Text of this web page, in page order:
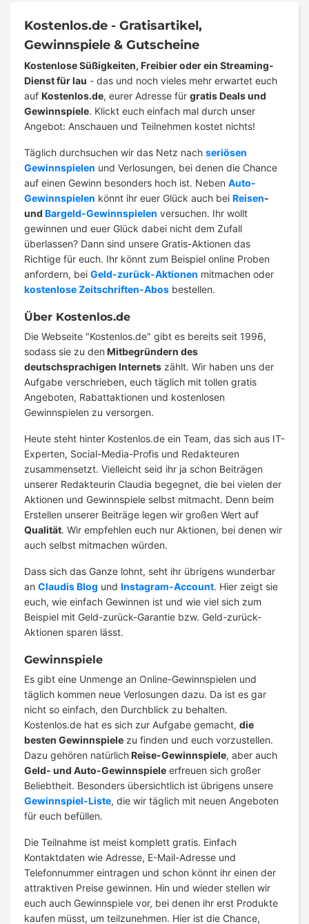
Kostenlos.de - Gratisartikel,
Gewinnspiele & Gutscheine
Kostenlose Süßigkeiten, Freibier oder ein Streaming-
Dienst für lau - das und noch vieles mehr erwartet euch
auf Kostenlos.de, eurer Adresse für gratis Deals und
Gewinnspiele. Klickt euch einfach mal durch unser
Angebot: Anschauen und Teilnehmen kostet nichts!
Täglich durchsuchen wir das Netz nach seriösen
Gewinnspielen und Verlosungen, bei denen die Chance
auf einen Gewinn besonders hoch ist. Neben Auto-
Gewinnspielen könnt ihr euer Glück auch bei Reisen-
und Bargeld-Gewinnspielen versuchen. Ihr wollt
gewinnen und euer Glück dabei nicht dem Zufall
überlassen? Dann sind unsere Gratis-Aktionen das
Richtige für euch. Ihr könnt zum Beispiel online Proben
anfordern, bei Geld-zurück-Aktionen mitmachen oder
kostenlose Zeitschriften-Abos bestellen.
Über Kostenlos.de
Die Webseite "Kostenlos.de" gibt es bereits seit 1996,
sodass sie zu den Mitbegründern des
deutschsprachigen Internets zählt. Wir haben uns der
Aufgabe verschrieben, euch täglich mit tollen gratis
Angeboten, Rabattaktionen und kostenlosen
Gewinnspielen zu versorgen.
Heute steht hinter Kostenlos.de ein Team, das sich aus IT-
Experten, Social-Media-Profis und Redakteuren
zusammensetzt. Vielleicht seid ihr ja schon Beiträgen
unserer Redakteurin Claudia begegnet, die bei vielen der
Aktionen und Gewinnspiele selbst mitmacht. Denn beim
Erstellen unserer Beiträge legen wir großen Wert auf
Qualität. Wir empfehlen euch nur Aktionen, bei denen wir
auch selbst mitmachen würden.
Dass sich das Ganze lohnt, seht ihr übrigens wunderbar
an Claudis Blog und Instagram-Account. Hier zeigt sie
euch, wie einfach Gewinnen ist und wie viel sich zum
Beispiel mit Geld-zurück-Garantie bzw. Geld-zurück-
Aktionen sparen lässt.
Gewinnspiele
Es gibt eine Unmenge an Online-Gewinnspielen und
täglich kommen neue Verlosungen dazu. Da ist es gar
nicht so einfach, den Durchblick zu behalten.
Kostenlos.de hat es sich zur Aufgabe gemacht, die
besten Gewinnspiele zu finden und euch vorzustellen.
Dazu gehören natürlichReise-Gewinnspiele, aber auch
Geld- und Auto-Gewinnspiele erfreuen sich großer
Beliebtheit. Besonders übersichtlich ist übrigens unsere
Gewinnspiel-Liste, die wir täglich mit neuen Angeboten
für euch befüllen.
Die Teilnahme ist meist komplett gratis. Einfach
Kontaktdaten wie Adresse, E-Mail-Adresse und
Telefonnummer eintragen und schon könnt ihr einen der
attraktiven Preise gewinnen. Hin und wieder stellen wir
euch auch Gewinnspiele vor, bei denen ihr erst Produkte
kaufen müsst, um teilzunehmen. Hier ist die Chance,